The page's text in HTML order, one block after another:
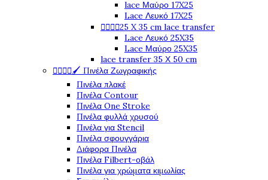
lace Μαύρο 17X25
Lace Λευκό 17X25
25 X 35 cm lace transfer
Lace Λευκό 25X35
Lace Μαύρο 25X35
lace transfer 35 Χ 50 cm
🖌️ Πινέλα Ζωγραφικής
Πινέλα πλακέ
Πινέλα Contour
Πινέλα One Stroke
Πινέλα φυλλά χρυσού
Πινέλα για Stencil
Πινέλα σφουγγάρια
Διάφορα Πινέλα
Πινέλα Filbert-οβάλ
Πινέλα για χρώματα κιμωλίας